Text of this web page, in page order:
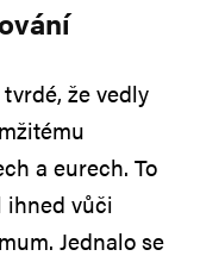
že vedly
a eurech. To
ihned vůči
Jednalo se